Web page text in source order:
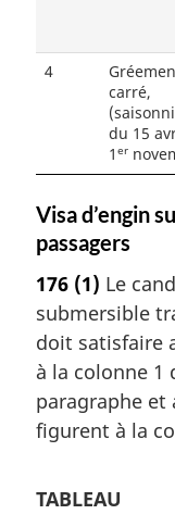
4
carré,
du 15
1 er
Visa d’engin
passagers
176 (1) Le
submersible
doit satisfaire
à la colonne 1
paragraphe
figurent à la
TABLEAU